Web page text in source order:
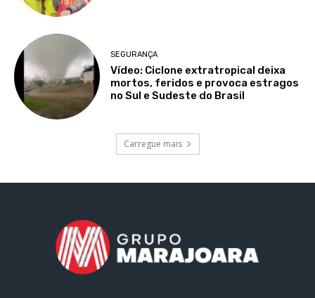
SEGURANÇA
Vídeo: Ciclone extratropical deixa
mortos, feridos e provoca estragos
no Sul e Sudeste do Brasil
Carregue mais